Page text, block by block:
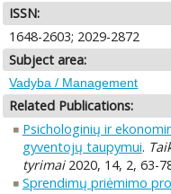
ISSN:
1648-2603; 2029-2872
Subject area:
Vadyba / Management
Related Publications:
Psichologinių ir
gyventojų taupymui.
tyrimai2020, 14, 2, 63-
Sprendimų priėmimo